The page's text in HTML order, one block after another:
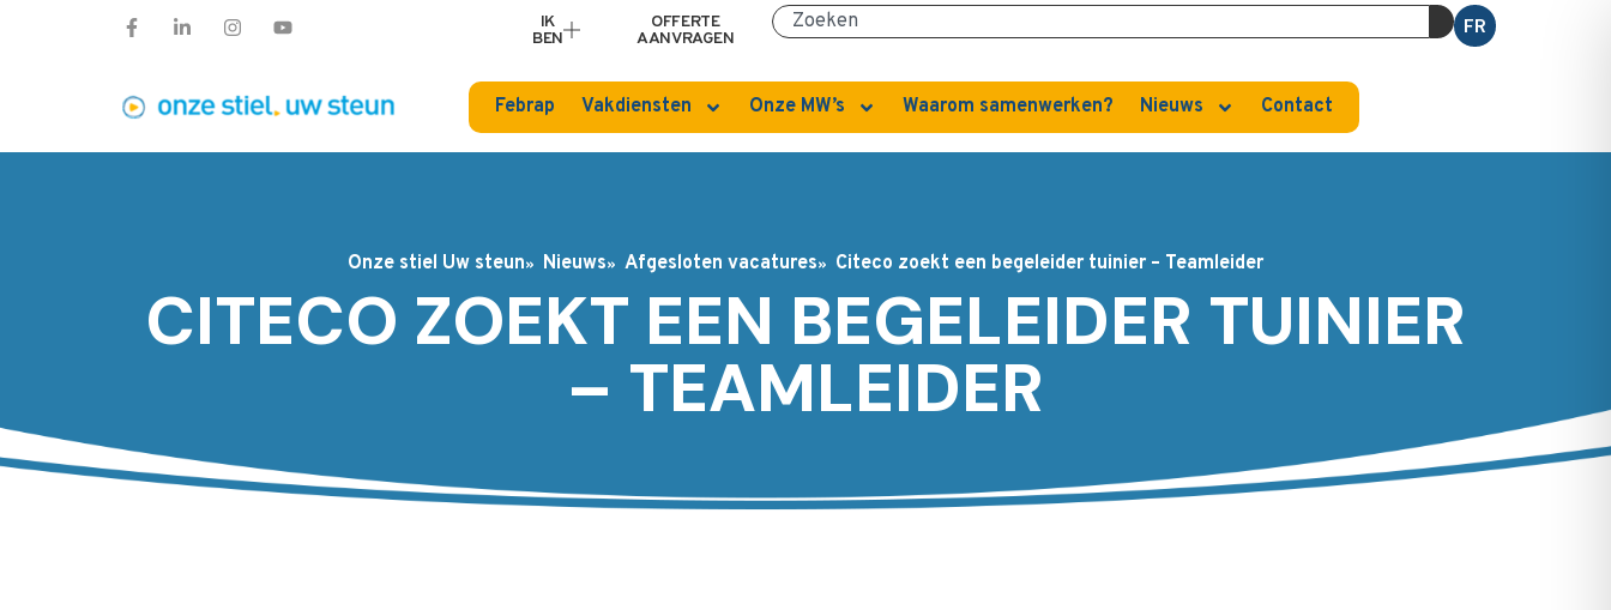
IK
BEN
OFFERTE
AANVRAGEN
FR
Febrap Vakdiensten Onze MW’s Waarom samenwerken? Nieuws Contact
Onze stiel Uw steun Nieuws Afgesloten vacatures Citeco zoekt een begeleider tuinier – Teamleider
CITECO ZOEKT EEN BEGELEIDER TUINIER
– TEAMLEIDER